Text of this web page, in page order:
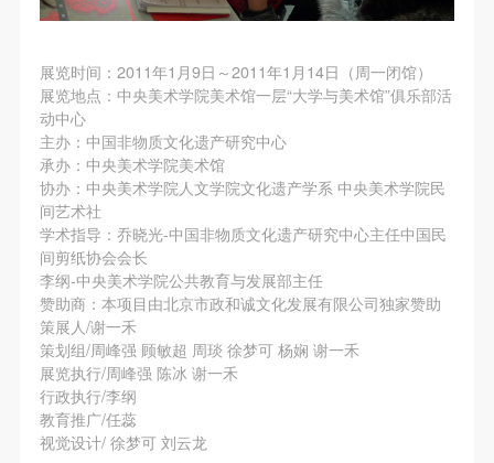
展览时间：2011年1月9日～2011年1月14日（周一闭馆）
展览地点：中央美术学院美术馆一层“大学与美术馆”俱乐部活
动中心
主办：中国非物质文化遗产研究中心
承办：中央美术学院美术馆
协办：中央美术学院人文学院文化遗产学系 中央美术学院民
间艺术社
学术指导：乔晓光-中国非物质文化遗产研究中心主任中国民
间剪纸协会会长
李纲-中央美术学院公共教育与发展部主任
赞助商：本项目由北京市政和诚文化发展有限公司独家赞助
策展人/谢一禾
策划组/周峰强 顾敏超 周琰 徐梦可 杨娴 谢一禾
展览执行/周峰强 陈冰 谢一禾
行政执行/李纲
教育推广/任蕊
视觉设计/ 徐梦可 刘云龙
中央美术学院美术馆活动安全免责协议书
本次活动公平公正、自愿参加与退出、风险与责任自
负的原则。但活动有风险，参加者应有必要的风险意
识。
第二条
参加本次活动者必须遵守中华人民共和国的相关法
律、法规，必须遵循道德和社会公德规范，并应该具
备以人为本、团结友爱、互相帮助和助人为乐的良好
品质。
第三条
参加本次活动人员应该是成年人（具有完全民事行为
能力的人，18周岁以上）未成年人必须在成年人的陪
同下参观。
第四条
中央美术学院美术馆活动安全免责协议书
本次活动公平公正、自愿参加与退出、风险与责任自
负的原则。但活动有风险，参加者应有必要的风险意
识。
第二条
参加本次活动者必须遵守中华人民共和国的相关法
律、法规，必须遵循道德和社会公德规范，并应该具
备以人为本、团结友爱、互相帮助和助人为乐的良好
品质。
第三条
参加本次活动人员应该是成年人（具有完全民事行为
能力的人，18周岁以上）未成年人必须在成年人的陪
同下参观。
第四条
中央美术学院美术馆活动安全免责协议书
本次活动公平公正、自愿参加与退出、风险与责任自
负的原则。但活动有风险，参加者应有必要的风险意
识。
第二条
参加本次活动者必须遵守中华人民共和国的相关法
律、法规，必须遵循道德和社会公德规范，并应该具
备以人为本、团结友爱、互相帮助和助人为乐的良好
品质。
第三条
参加本次活动人员应该是成年人（具有完全民事行为
能力的人，18周岁以上）未成年人必须在成年人的陪
同下参观。
第四条